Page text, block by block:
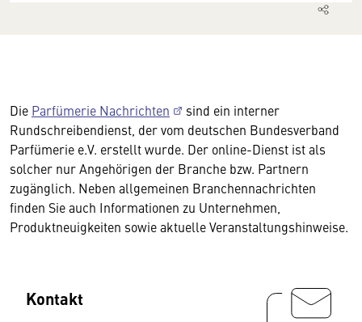
Die Parfümerie Nachrichten
sind ein interner
Rundschreibendienst, der vom deutschen Bundesverband
Parfümerie e.V. erstellt wurde. Der online-Dienst ist als
solcher nur Angehörigen der Branche bzw. Partnern
zugänglich. Neben allgemeinen Branchennachrichten
finden Sie auch Informationen zu Unternehmen,
Produktneuigkeiten sowie aktuelle Veranstaltungshinweise.
Kontakt